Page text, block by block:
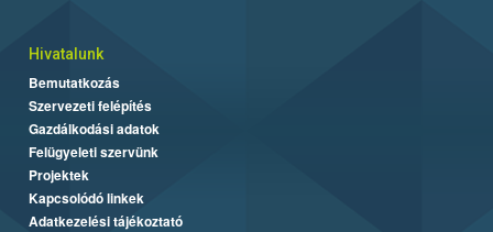
Hivatalunk
Bemutatkozás
Szervezeti felépítés
Gazdálkodási adatok
Felügyeleti szervünk
Projektek
Kapcsolódó linkek
Adatkezelési tájékoztató